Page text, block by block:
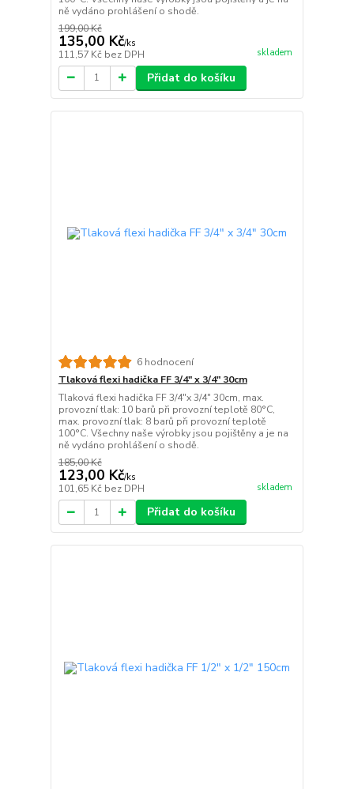
ně vydáno prohlášení o shodě.
199,00 Kč
135,00 Kč/ks
111,57 Kč bez DPH skladem
Přidat do košíku
6 hodnocení
Tlaková flexi hadička FF 3/4" x 3/4" 30cm
Tlaková flexi hadička FF 3/4"x 3/4" 30cm, max.
provozní tlak: 10 barů při provozní teplotě 80°C,
max. provozní tlak: 8 barů při provozní teplotě
100°C. Všechny naše výrobky jsou pojištěny a je na
ně vydáno prohlášení o shodě.
185,00 Kč
123,00 Kč/ks
101,65 Kč bez DPH skladem
Přidat do košíku